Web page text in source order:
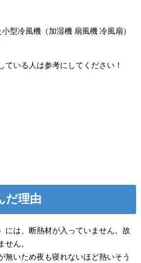
型冷風機（加湿機 扇風機 冷風扇）
ている人は参考にしてください！
だ理由
には、断熱材が入っていません。故
せん。
無いため夜も寝れないほど熱いそう